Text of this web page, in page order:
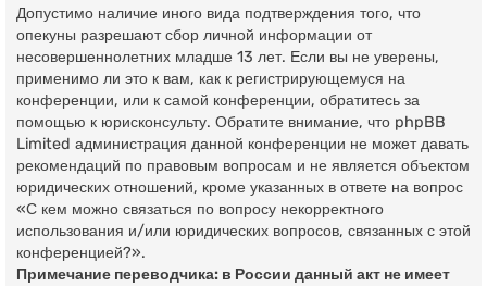
Допустимо наличие иного вида подтверждения того, что
опекуны разрешают сбор личной информации от
несовершеннолетних младше 13 лет. Если вы не уверены,
применимо ли это к вам, как к регистрирующемуся на
конференции, или к самой конференции, обратитесь за
помощью к юрисконсульту. Обратите внимание, что phpBB
Limited администрация данной конференции не может давать
рекомендаций по правовым вопросам и не является объектом
юридических отношений, кроме указанных в ответе на вопрос
«С кем можно связаться по вопросу некорректного
использования и/или юридических вопросов, связанных с этой
конференцией?».
Примечание переводчика: в России данный акт не имеет